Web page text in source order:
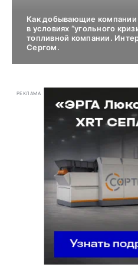
Как добывающие компании
в условиях “угольного
топливной компании.
Сергом.
РЕКЛАМА